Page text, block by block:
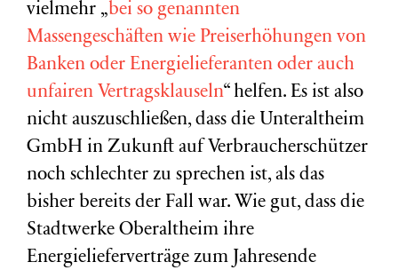
vielmehr „bei so genannten
Massengeschäften wie Preiserhöhungen von
Banken oder Energielieferanten oder auch
unfairen Vertragsklauseln“ helfen. Es ist also
nicht auszuschließen, dass die Unteraltheim
GmbH in Zukunft auf Verbraucherschützer
noch schlechter zu sprechen ist, als das
bisher bereits der Fall war. Wie gut, dass die
Stadtwerke Oberaltheim ihre
Energielieferverträge zum Jahresende